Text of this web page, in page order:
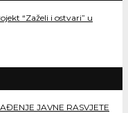
“Zaželi i ostvari” u
JAVNE RASVJETE